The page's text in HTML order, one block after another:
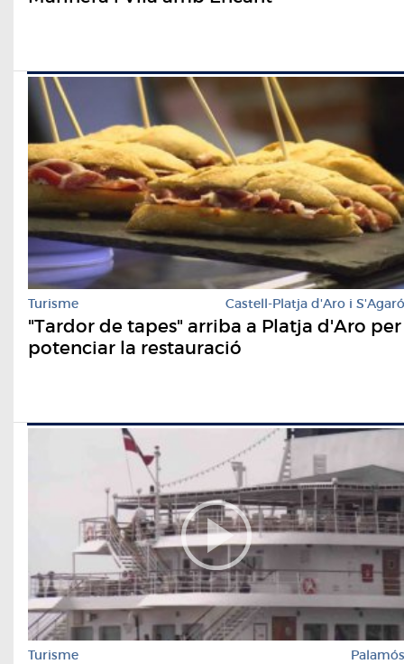
Turisme Castell-Platja d'Aro i S'Agaró
"Tardor de tapes" arriba a Platja d'Aro per
potenciar la restauració
Turisme Palamós